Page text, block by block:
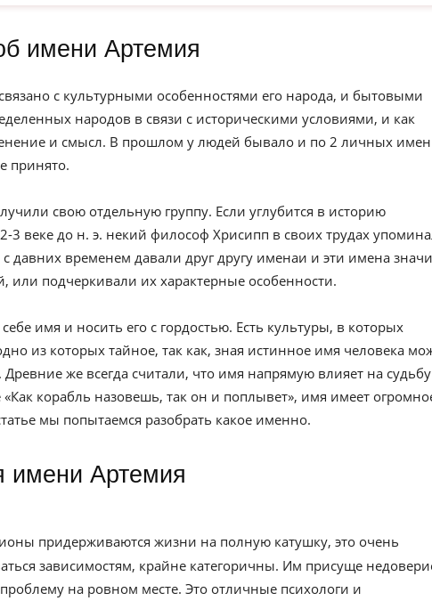
имени Артемия
с культурными особенностями его народа, и бытовыми
народов в связи с историческими условиями, и как
и смысл. В прошлом у людей бывало и по 2 личных
принято.
свою отдельную группу. Если углубится в историю
3 веке до н. э. некий философ Хрисипп в своих трудах
давних временем давали друг другу именаи и эти имена
или подчеркивали их характерные особенности.
имя и носить его с гордостью. Есть культуры, в которых
из которых тайное, так как, зная истинное имя человека
Древние же всегда считали, что имя напрямую влияет на судьбу
«Как корабль назовешь, так он и поплывет», имя имеет
мы попытаемся разобрать какое именно.
имени Артемия
придерживаются жизни на полную катушку, это очень
зависимостям, крайне категоричны. Им присуще
на ровном месте. Это отличные психологи и